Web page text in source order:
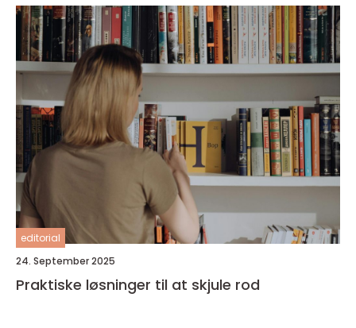
editorial
24. September 2025
Praktiske løsninger til at skjule rod